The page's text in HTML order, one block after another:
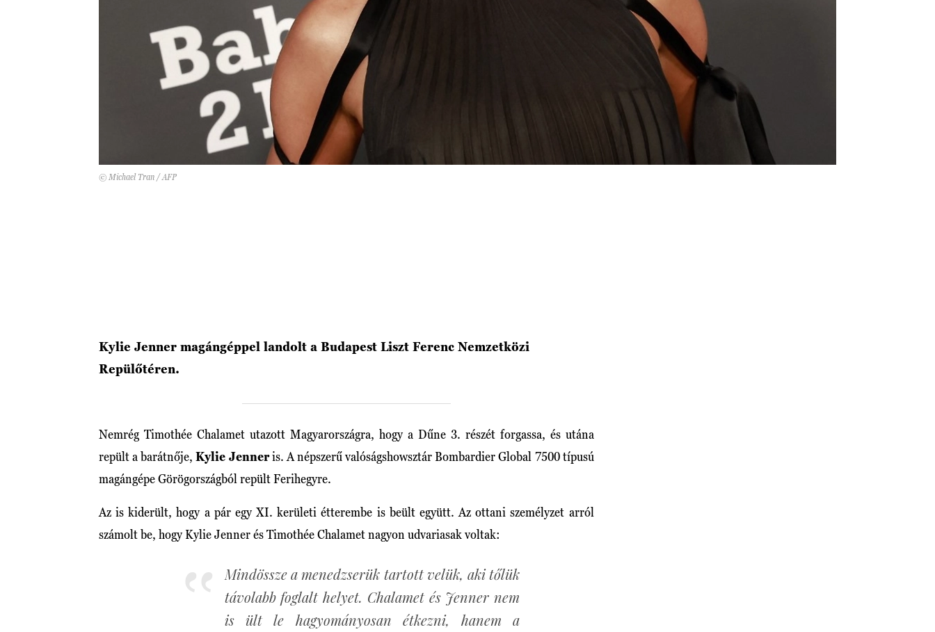
© Michael Tran / AFP
Kylie Jenner magángéppel landolt a Budapest Liszt Ferenc Nemzetközi
Repülőtéren.
Nemrég Timothée Chalamet utazott Magyarországra, hogy a Dűne 3. részét forgassa, és utána
repült a barátnője,Kylie Jenneris. A népszerű valóságshowsztár Bombardier Global 7500 típusú
magángépe Görögországból repült Ferihegyre.
Az is kiderült, hogy a pár egy XI. kerületi étterembe is beült együtt. Az ottani személyzet arról
számolt be, hogy Kylie Jenner és Timothée Chalamet nagyon udvariasak voltak:
Mindössze a menedzserük tartott velük, aki tőlük
távolabb foglalt helyet. Chalamet és Jenner nem
is ült le hagyományosan étkezni, hanem a